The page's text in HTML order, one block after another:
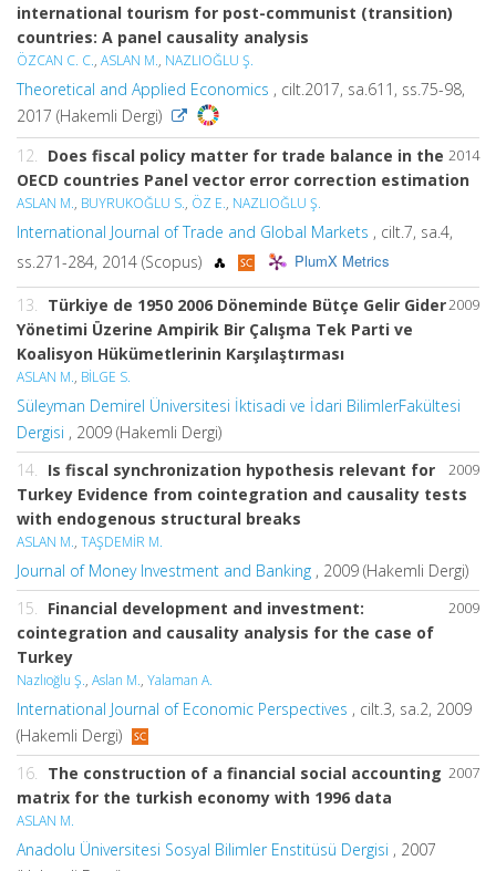
international tourism for post-communist (transition)
countries: A panel causality analysis
ÖZCAN C. C., ASLAN M., NAZLIOĞLU Ş.
Theoretical and Applied Economics , cilt.2017, sa.611, ss.75-98,
2017 (Hakemli Dergi)
2014
12.
Does fiscal policy matter for trade balance in the
OECD countries Panel vector error correction estimation
ASLAN M., BUYRUKOĞLU S., ÖZ E., NAZLIOĞLU Ş.
International Journal of Trade and Global Markets , cilt.7, sa.4,
ss.271-284, 2014 (Scopus)
PlumX Metrics
2009
13.
Türkiye de 1950 2006 Döneminde Bütçe Gelir Gider
Yönetimi Üzerine Ampirik Bir Çalışma Tek Parti ve
Koalisyon Hükümetlerinin Karşılaştırması
ASLAN M., BİLGE S.
Süleyman Demirel Üniversitesi İktisadi ve İdari BilimlerFakültesi
Dergisi , 2009 (Hakemli Dergi)
2009
14.
Is fiscal synchronization hypothesis relevant for
Turkey Evidence from cointegration and causality tests
with endogenous structural breaks
ASLAN M., TAŞDEMİR M.
Journal of Money Investment and Banking , 2009 (Hakemli Dergi)
2009
15.
Financial development and investment:
cointegration and causality analysis for the case of
Turkey
Nazlıoğlu Ş., Aslan M., Yalaman A.
International Journal of Economic Perspectives , cilt.3, sa.2, 2009
(Hakemli Dergi)
2007
16.
The construction of a financial social accounting
matrix for the turkish economy with 1996 data
ASLAN M.
Anadolu Üniversitesi Sosyal Bilimler Enstitüsü Dergisi , 2007